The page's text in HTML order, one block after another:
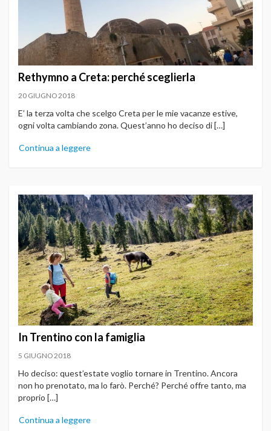
Rethymno a Creta: perché sceglierla
20 GIUGNO 2018
E’ la terza volta che scelgo Creta per le mie vacanze estive,
ogni volta cambiando zona. Quest’anno ho deciso di […]
Continua a leggere
In Trentino con la famiglia
5 GIUGNO 2018
Ho deciso: quest’estate voglio tornare in Trentino. Ancora
non ho prenotato, ma lo farò. Perché? Perché offre tanto, ma
proprio […]
Continua a leggere